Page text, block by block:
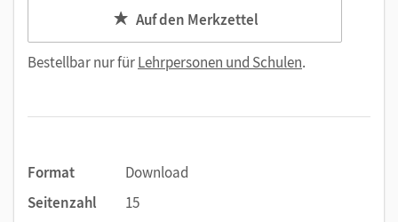
Auf den Merkzettel
Bestellbar nur fürLehrpersonen und Schulen.
Format
Download
Seitenzahl
15